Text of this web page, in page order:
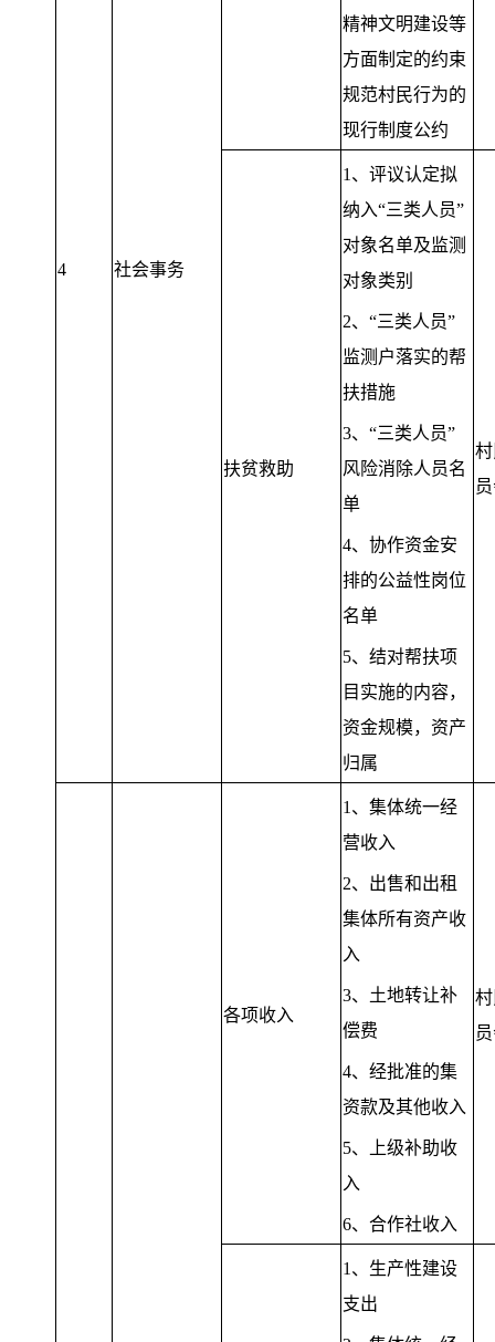
4 社会事务
精神文明建设等
方面制定的约束
规范村民行为的
现行制度公约
扶贫救助
1、评议认定拟
纳入“三类人员”
对象名单及监测
对象类别
2、“三类人员”
监测户落实的帮
扶措施
3、“三类人员”
风险消除人员名
单
4、协作资金安
排的公益性岗位
名单
5、结对帮扶项
目实施的内容，
资金规模，资产
归属
各项收入
1、集体统一经
营收入
2、出售和出租
集体所有资产收
入
3、土地转让补
偿费
4、经批准的集
资款及其他收入
5、上级补助收
入
6、合作社收入
1、生产性建设
支出